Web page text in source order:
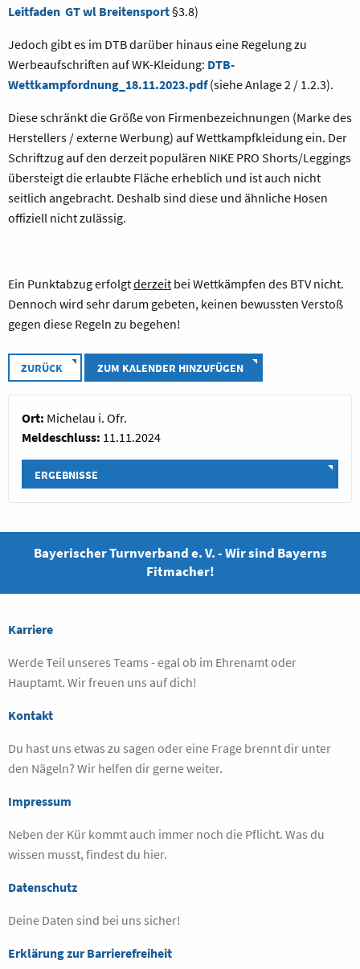
Leitfaden GT wl Breitensport§3.8)
Jedoch gibt es im DTB darüber hinaus eine Regelung zu
Werbeaufschriften auf WK-Kleidung: DTB-
Wettkampfordnung_18.11.2023.pdf(siehe Anlage 2 / 1.2.3).
Diese schränkt die Größe von Firmenbezeichnungen (Marke des
Herstellers / externe Werbung) auf Wettkampfkleidung ein. Der
Schriftzug auf den derzeit populären NIKE PRO Shorts/Leggings
übersteigt die erlaubte Fläche erheblich und ist auch nicht
seitlich angebracht. Deshalb sind diese und ähnliche Hosen
offiziell nicht zulässig.
Ein Punktabzug erfolgtderzeit bei Wettkämpfen des BTV nicht.
Dennoch wird sehr darum gebeten, keinen bewussten Verstoß
gegen diese Regeln zu begehen!
ZURÜCK ZUM KALENDER HINZUFÜGEN
Ort: Michelau i. Ofr.
Meldeschluss: 11.11.2024
ERGEBNISSE
Bayerischer Turnverband e. V. - Wir sind Bayerns
Fitmacher!
Karriere
Werde Teil unseres Teams - egal ob im Ehrenamt oder
Hauptamt. Wir freuen uns auf dich!
Kontakt
Du hast uns etwas zu sagen oder eine Frage brennt dir unter
den Nägeln? Wir helfen dir gerne weiter.
Impressum
Neben der Kür kommt auch immer noch die Pflicht. Was du
wissen musst, findest du hier.
Datenschutz
Deine Daten sind bei uns sicher!
Erklärung zur Barrierefreiheit